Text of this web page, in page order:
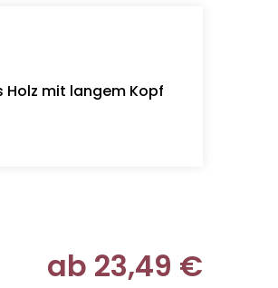
mit langem Kopf
ab 23,49 €